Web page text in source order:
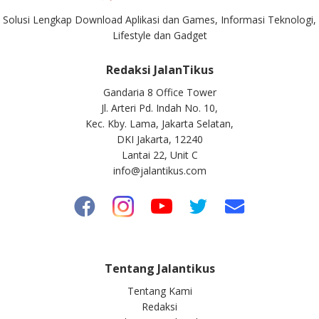
Solusi Lengkap Download Aplikasi dan Games, Informasi Teknologi,
Lifestyle dan Gadget
Redaksi JalanTikus
Gandaria 8 Office Tower
Jl. Arteri Pd. Indah No. 10,
Kec. Kby. Lama, Jakarta Selatan,
DKI Jakarta, 12240
Lantai 22, Unit C
info@jalantikus.com
Tentang Jalantikus
Tentang Kami
Redaksi